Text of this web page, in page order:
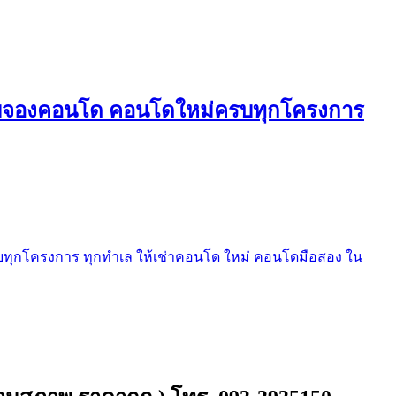
องคอนโด คอนโดใหม่ครบทุกโครงการ
โครงการ ทุกทำเล ให้เช่าคอนโด ใหม่ คอนโดมือสอง ใน